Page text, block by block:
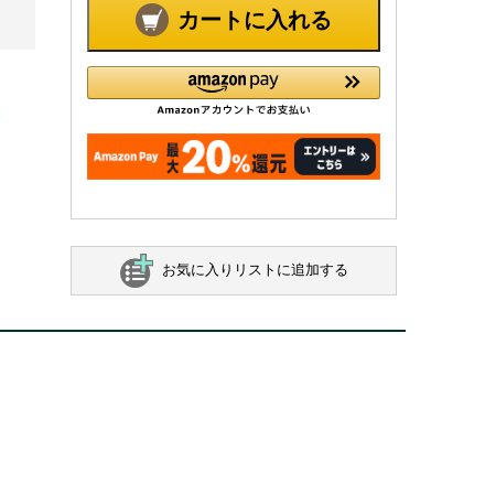
カートに入れる
お気に入りリストに追加する